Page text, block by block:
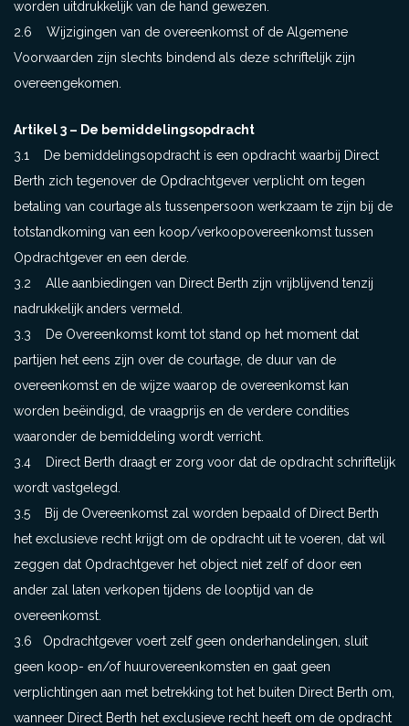
worden uitdrukkelijk van de hand gewezen.
2.6 Wijzigingen van de overeenkomst of de Algemene
Voorwaarden zijn slechts bindend als deze schriftelijk zijn
overeengekomen.
Artikel 3 – De bemiddelingsopdracht
3.1 De bemiddelingsopdracht is een opdracht waarbij Direct
Berth zich tegenover de Opdrachtgever verplicht om tegen
betaling van courtage als tussenpersoon werkzaam te zijn bij de
totstandkoming van een koop/verkoopovereenkomst tussen
Opdrachtgever en een derde.
3.2 Alle aanbiedingen van Direct Berth zijn vrijblijvend tenzij
nadrukkelijk anders vermeld.
3.3 De Overeenkomst komt tot stand op het moment dat
partijen het eens zijn over de courtage, de duur van de
overeenkomst en de wijze waarop de overeenkomst kan
worden beëindigd, de vraagprijs en de verdere condities
waaronder de bemiddeling wordt verricht.
3.4 Direct Berth draagt er zorg voor dat de opdracht schriftelijk
wordt vastgelegd.
3.5 Bij de Overeenkomst zal worden bepaald of Direct Berth
het exclusieve recht krijgt om de opdracht uit te voeren, dat wil
zeggen dat Opdrachtgever het object niet zelf of door een
ander zal laten verkopen tijdens de looptijd van de
overeenkomst.
3.6 Opdrachtgever voert zelf geen onderhandelingen, sluit
geen koop- en/of huurovereenkomsten en gaat geen
verplichtingen aan met betrekking tot het buiten Direct Berth om,
wanneer Direct Berth het exclusieve recht heeft om de opdracht